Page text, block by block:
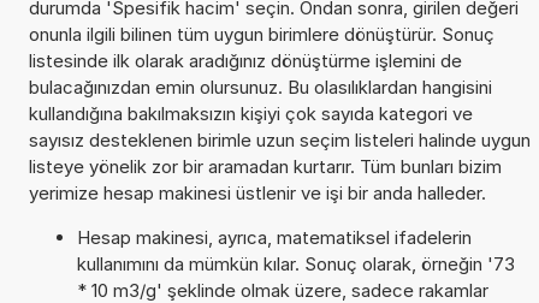
durumda 'Spesifik hacim' seçin. Ondan sonra, girilen değeri
onunla ilgili bilinen tüm uygun birimlere dönüştürür. Sonuç
listesinde ilk olarak aradığınız dönüştürme işlemini de
bulacağınızdan emin olursunuz. Bu olasılıklardan hangisini
kullandığına bakılmaksızın kişiyi çok sayıda kategori ve
sayısız desteklenen birimle uzun seçim listeleri halinde uygun
listeye yönelik zor bir aramadan kurtarır. Tüm bunları bizim
yerimize hesap makinesi üstlenir ve işi bir anda halleder.
Hesap makinesi, ayrıca, matematiksel ifadelerin
kullanımını da mümkün kılar. Sonuç olarak, örneğin '73
* 10 m3/g' şeklinde olmak üzere, sadece rakamlar